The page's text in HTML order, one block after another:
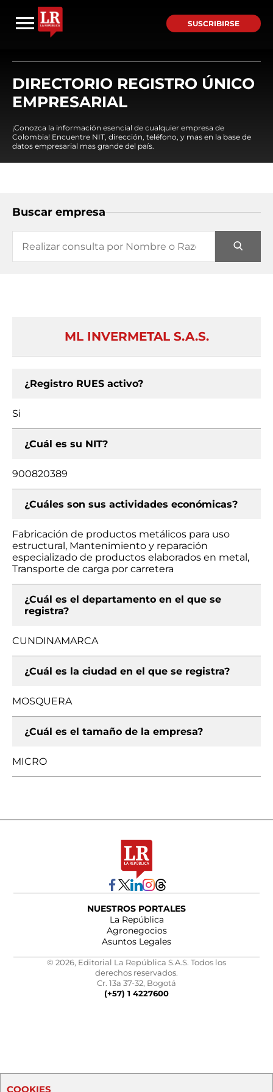
SUSCRIBIRSE
DIRECTORIO REGISTRO ÚNICO
EMPRESARIAL
¡Conozca la información esencial de cualquier empresa de
Colombia! Encuentre NIT, dirección, teléfono, y mas en la base de
datos empresarial mas grande del país.
Buscar empresa
ML INVERMETAL S.A.S.
¿Registro RUES activo?
Si
¿Cuál es su NIT?
900820389
¿Cuáles son sus actividades económicas?
Fabricación de productos metálicos para uso
estructural, Mantenimiento y reparación
especializado de productos elaborados en metal,
Transporte de carga por carretera
¿Cuál es el departamento en el que se
registra?
CUNDINAMARCA
¿Cuál es la ciudad en el que se registra?
MOSQUERA
¿Cuál es el tamaño de la empresa?
MICRO
NUESTROS PORTALES
La República
Agronegocios
Asuntos Legales
© 2026, Editorial La República S.A.S. Todos los
derechos reservados.
Cr. 13a 37-32, Bogotá
(+57) 1 4227600
COOKIES